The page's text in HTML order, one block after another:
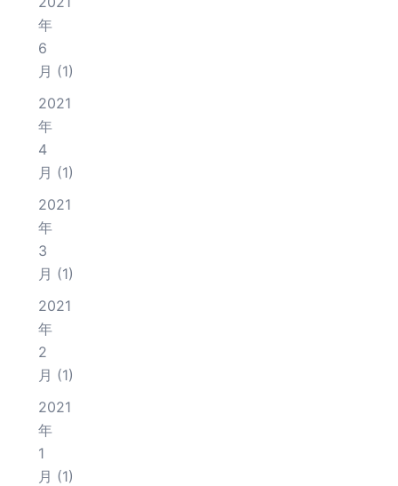
年
6
月 (1)
2021
年
4
月 (1)
2021
年
3
月 (1)
2021
年
2
月 (1)
2021
年
1
月 (1)